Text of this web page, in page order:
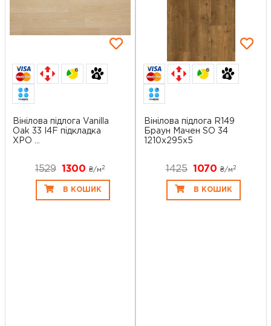
6
Вінілова підлога Vanilla
Oak 33 I4F підкладка
XPO ...
1529 1300 ₴/м 2
В КОШИК
6
Вінілова підлога R149
Браун Мачен SO 34
1210x295x5
1425 1070 ₴/м 2
В КОШИК